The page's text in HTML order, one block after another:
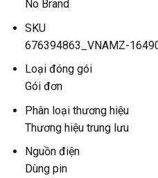
No Brand
SKU
676394863_VNAMZ-
Loại đóng gói
Gói đơn
Phân loại thương hiệu
Thương hiệu trung lưu
Nguồn điện
Dùng pin